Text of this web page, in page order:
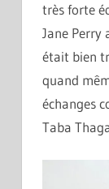
très forte
Jane Perry
était bien
quand
échanges
Taba